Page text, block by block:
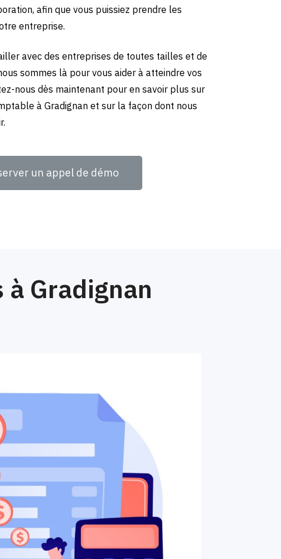
afin que vous puissiez prendre les
entreprise.
avec des entreprises de toutes tailles et de
sommes là pour vous aider à atteindre vos
nous dès maintenant pour en savoir plus sur
à Gradignan et sur la façon dont nous
un appel de démo
Gradignan